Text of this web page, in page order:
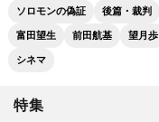
ソロモンの偽証 後篇・裁判
富田望生 前田航基 望月歩
シネマ
特集